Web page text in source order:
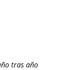
tras año